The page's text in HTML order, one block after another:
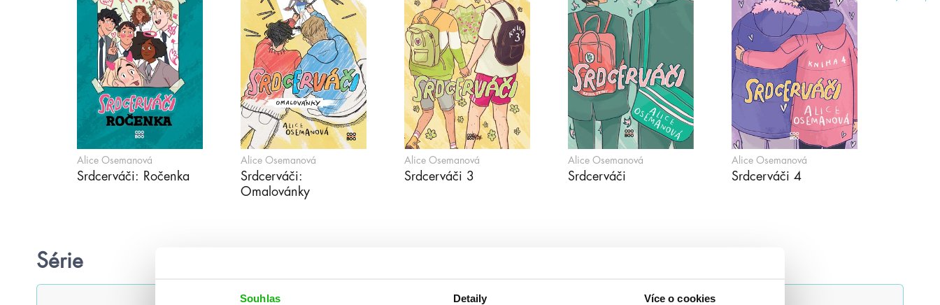
Souhlas Detaily Více o cookies
Alice Osemanová
Srdcerváči: Ročenka
Alice Osemanová
Srdcerváči:
Omalovánky
Alice Osemanová
Srdcerváči 3
Alice Osemanová
Srdcerváči
Alice Osemanová
Srdcerváči 4
Série